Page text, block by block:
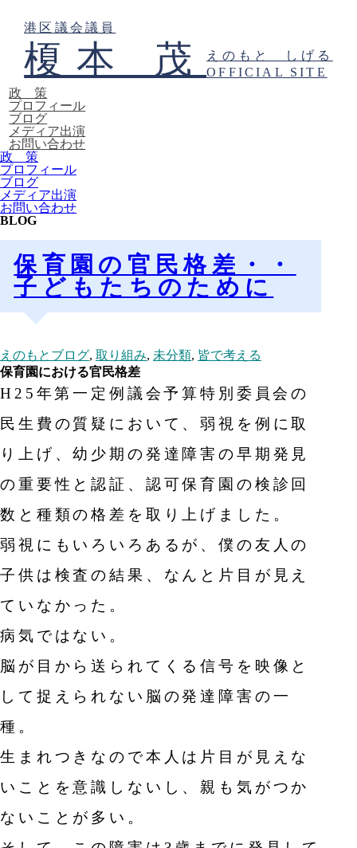
港区議会議員
榎本 茂えのもと しげる
OFFICIAL SITE
政 策
プロフィール
ブログ
メディア出演
お問い合わせ
政 策
プロフィール
ブログ
メディア出演
お問い合わせ
BLOG
保育園の官民格差・・
子どもたちのために
えのもとブログ, 取り組み, 未分類, 皆で考える
保育園における官民格差
H25年第一定例議会予算特別委員会の
民生費の質疑において、弱視を例に取
り上げ、幼少期の発達障害の早期発見
の重要性と認証、認可保育園の検診回
数と種類の格差を取り上げました。
弱視にもいろいろあるが、僕の友人の
子供は検査の結果、なんと片目が見え
ていなかった。
病気ではない。
脳が目から送られてくる信号を映像と
して捉えられない脳の発達障害の一
種。
生まれつきなので本人は片目が見えな
いことを意識しないし、親も気がつか
ないことが多い。